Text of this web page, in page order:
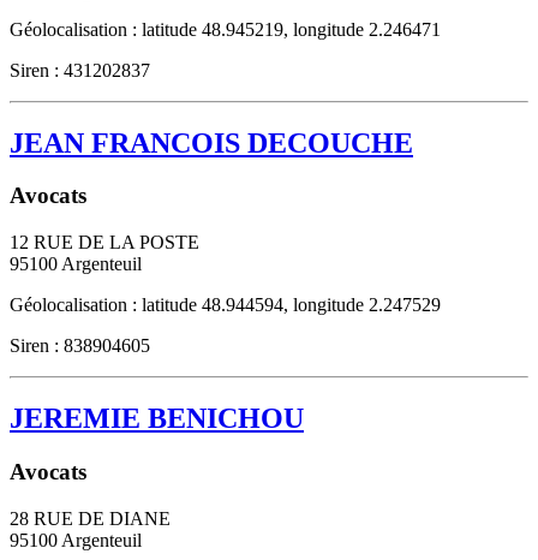
Géolocalisation : latitude 48.945219, longitude 2.246471
Siren : 431202837
JEAN FRANCOIS DECOUCHE
Avocats
12 RUE DE LA POSTE
95100 Argenteuil
Géolocalisation : latitude 48.944594, longitude 2.247529
Siren : 838904605
JEREMIE BENICHOU
Avocats
28 RUE DE DIANE
95100 Argenteuil